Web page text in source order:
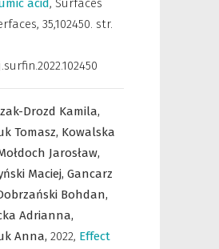
acid, Surfaces
, 35,102450. str.
Drozd Kamila,
Tomasz, Kowalska
Jarosław,
Maciej, Gancarz
Bohdan,
Adrianna,
Anna, 2022, Effect